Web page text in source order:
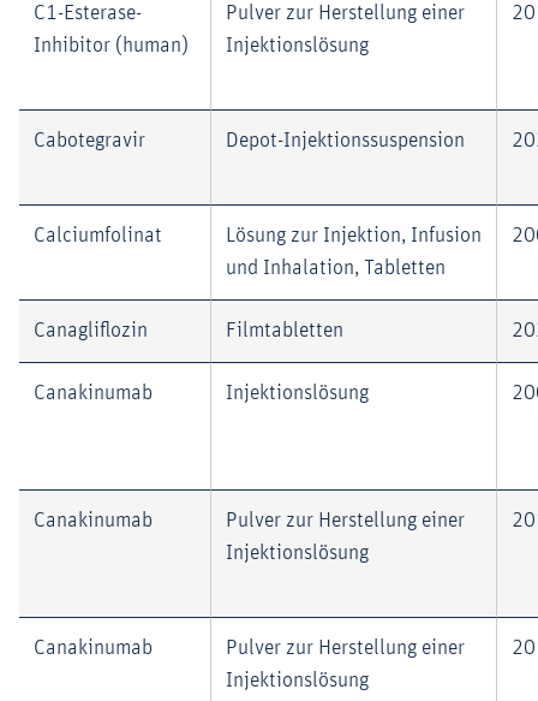
C1-Esterase-
Inhibitor (human)
Pulver zur Herstellung einer
Injektionslösung
Cabotegravir Depot-Injektionssuspension
Calciumfolinat
Lösung zur Injektion, Infusion
und Inhalation, Tabletten
Canagliflozin Filmtabletten
Canakinumab Injektionslösung
Canakinumab
Pulver zur Herstellung einer
Injektionslösung
Canakinumab
Pulver zur Herstellung einer
Injektionslösung